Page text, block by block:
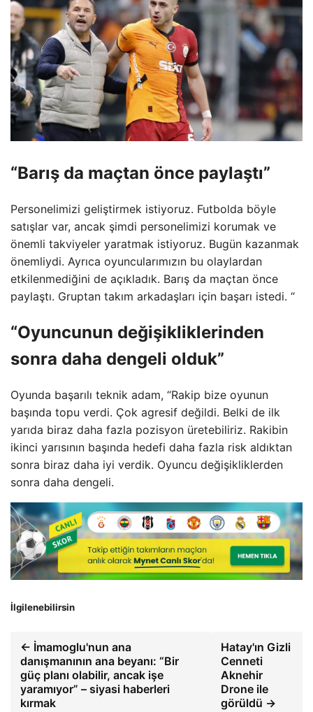
“Barış da maçtan önce paylaştı”
Personelimizi geliştirmek istiyoruz. Futbolda böyle
satışlar var, ancak şimdi personelimizi korumak ve
önemli takviyeler yaratmak istiyoruz. Bugün kazanmak
önemliydi. Ayrıca oyuncularımızın bu olaylardan
etkilenmediğini de açıkladık. Barış da maçtan önce
paylaştı. Gruptan takım arkadaşları için başarı istedi. “
“Oyuncunun değişikliklerinden
sonra daha dengeli olduk”
Oyunda başarılı teknik adam, “Rakip bize oyunun
başında topu verdi. Çok agresif değildi. Belki de ilk
yarıda biraz daha fazla pozisyon üretebiliriz. Rakibin
ikinci yarısının başında hedefi daha fazla risk aldıktan
sonra biraz daha iyi verdik. Oyuncu değişikliklerden
sonra daha dengeli.
İlgilenebilirsin
← İmamoglu'nun ana
danışmanının ana beyanı: “Bir
güç planı olabilir, ancak işe
yaramıyor” – siyasi haberleri
kırmak
Hatay'ın Gizli
Cenneti
Aknehir
Drone ile
görüldü →